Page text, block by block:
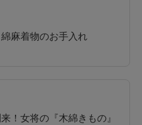
麻着物のお手入れ
！女将の『木綿きもの』